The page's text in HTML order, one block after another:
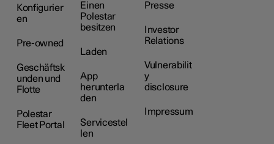
Konfigurier
en
Pre-owned
Geschäftsk
unden und
Flotte
Polestar
Fleet Portal
Einen
Polestar
besitzen
Laden
App
herunterla
den
Servicestel
len
Presse
Investor
Relations
Vulnerabilit
y
disclosure
Impressum